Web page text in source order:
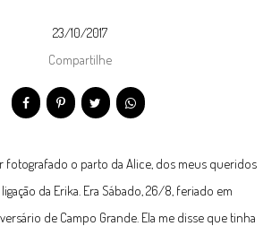
23/10/2017
Compartilhe
fotografado o parto da Alice, dos meus queridos
da Erika. Era Sábado, 26/8, feriado em
de Campo Grande. Ela me disse que tinha